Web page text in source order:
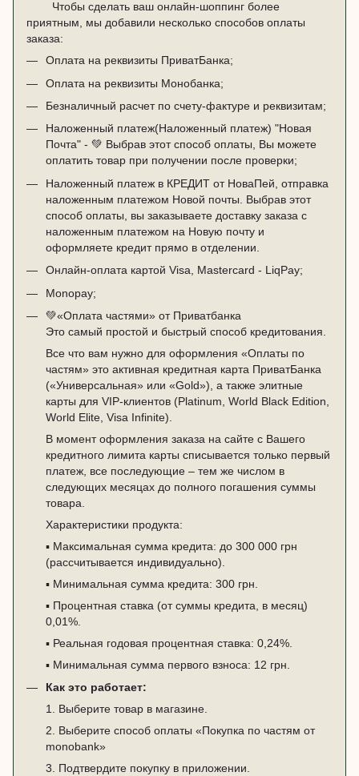
Чтобы сделать ваш онлайн-шоппинг более
приятным, мы добавили несколько способов оплаты
заказа:
Оплата на реквизиты ПриватБанка;
Оплата на реквизиты Монобанка;
Безналичный расчет по счету-фактуре и реквизитам;
Наложенный платеж(Наложенный платеж) "Новая
Почта" - 💚 Выбрав этот способ оплаты, Вы можете
оплатить товар при получении после проверки;
Наложенный платеж в КРЕДИТ от НоваПей, отправка
наложенным платежом Новой почты. Выбрав этот
способ оплаты, вы заказываете доставку заказа с
наложенным платежом на Новую почту и
оформляете кредит прямо в отделении.
Онлайн-оплата картой Visa, Mastercard - LiqPay;
Monopay;
💚«Оплата частями» от Приватбанка
Это самый простой и быстрый способ кредитования.
Все что вам нужно для оформления «Оплаты по
частям» это активная кредитная карта ПриватБанка
(«Универсальная» или «Gold»), а также элитные
карты для VIP-клиентов (Platinum, World Black Edition,
World Elite, Visa Infinite).
В момент оформления заказа на сайте с Вашего
кредитного лимита карты списывается только первый
платеж, все последующие – тем же числом в
следующих месяцах до полного погашения суммы
товара.
Характеристики продукта:
▪️ Максимальная сумма кредита: до 300 000 грн
(рассчитывается индивидуально).
▪️ Минимальная сумма кредита: 300 грн.
▪️ Процентная ставка (от суммы кредита, в месяц)
0,01%.
▪️ Реальная годовая процентная ставка: 0,24%.
▪️ Минимальная сумма первого взноса: 12 грн.
Как это работает:
1. Выберите товар в магазине.
2. Выберите способ оплаты «Покупка по частям от
monobank»
3. Подтвердите покупку в приложении.